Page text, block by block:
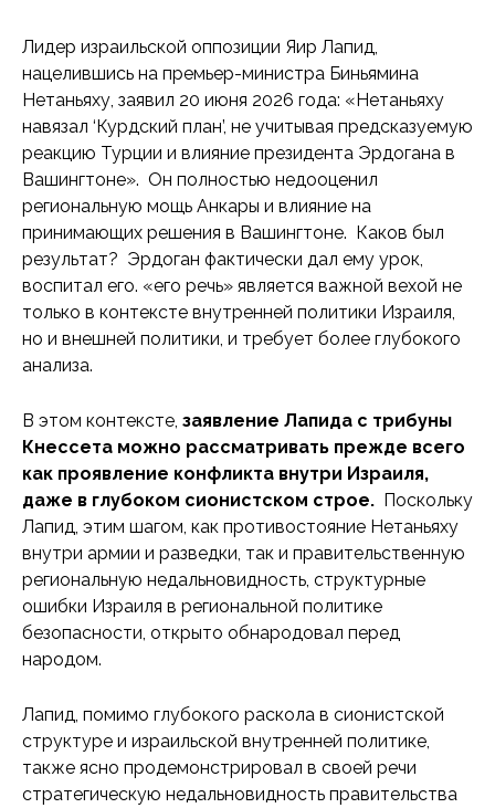
Лидер израильской оппозиции Яир Лапид,
нацелившись на премьер-министра Биньямина
Нетаньяху, заявил 20 июня 2026 года: «Нетаньяху
навязал ‘Курдский план’, не учитывая предсказуемую
реакцию Турции и влияние президента Эрдогана в
Вашингтоне». Он полностью недооценил
региональную мощь Анкары и влияние на
принимающих решения в Вашингтоне. Каков был
результат? Эрдоган фактически дал ему урок,
воспитал его. «его речь» является важной вехой не
только в контексте внутренней политики Израиля,
но и внешней политики, и требует более глубокого
анализа.
В этом контексте, заявление Лапида с трибуны
Кнессета можно рассматривать прежде всего
как проявление конфликта внутри Израиля,
даже в глубоком сионистском строе. Поскольку
Лапид, этим шагом, как противостояние Нетаньяху
внутри армии и разведки, так и правительственную
региональную недальновидность, структурные
ошибки Израиля в региональной политике
безопасности, открыто обнародовал перед
народом.
Лапид, помимо глубокого раскола в сионистской
структуре и израильской внутренней политике,
также ясно продемонстрировал в своей речи
стратегическую недальновидность правительства